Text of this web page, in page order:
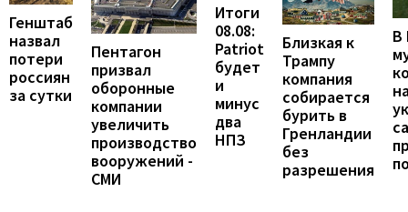
Генштаб
назвал
потери
россиян
за сутки
Пентагон
призвал
оборонные
компании
увеличить
производство
вооружений -
СМИ
Итоги
08.08:
Patriot
будет
и
минус
два
НПЗ
Близкая к
Трампу
компания
собирается
бурить в
Гренландии
без
разрешения
В